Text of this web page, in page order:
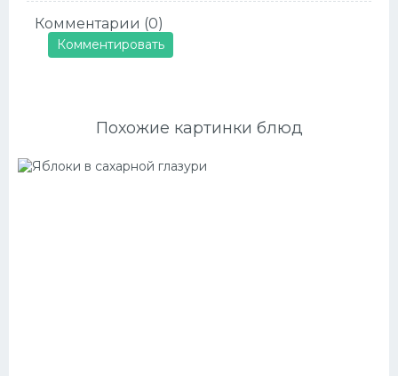
Комментарии (0)
Комментировать
Похожие картинки блюд